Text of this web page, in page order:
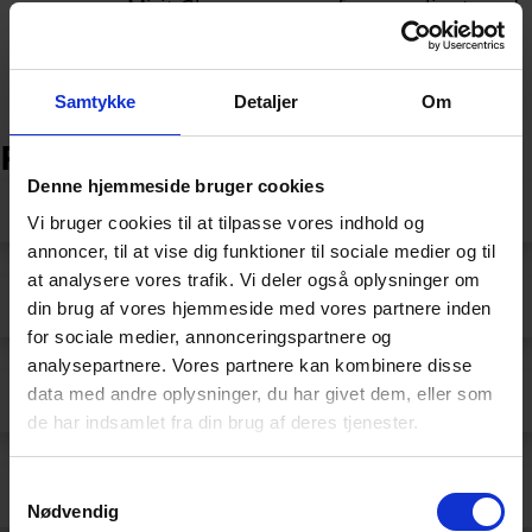
Samtykke Detaljer Om
Denne hjemmeside bruger cookies
Vi bruger cookies til at tilpasse vores indhold og
annoncer, til at vise dig funktioner til sociale medier og til
at analysere vores trafik. Vi deler også oplysninger om
din brug af vores hjemmeside med vores partnere inden
for sociale medier, annonceringspartnere og
analysepartnere. Vores partnere kan kombinere disse
data med andre oplysninger, du har givet dem, eller som
de har indsamlet fra din brug af deres tjenester.
Nødvendig
Produkter i denne bransjen
Borosilikatglass
Duran-glass
Floatglass